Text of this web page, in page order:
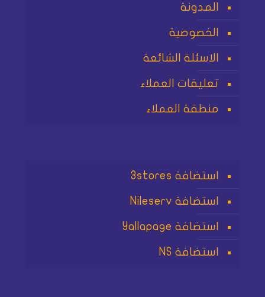
المدونة
الخصوصية
الاسئلة الشائعة
تعليقات العملاء
منطقة العملاء
استضافة 3stores
استضافة Nileserv
استضافة Yallapage
استضافة NS